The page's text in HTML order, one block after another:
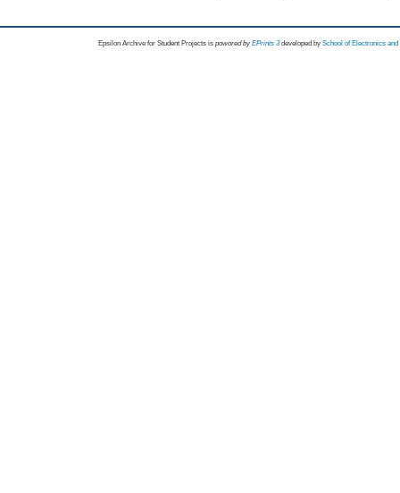
Epsilon Archive for Student Projects is powored byEPrints 3 developed by School of Electronics